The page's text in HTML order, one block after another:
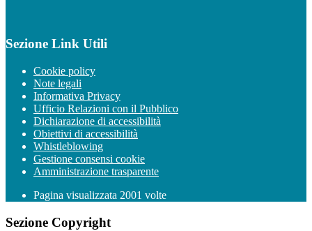
Sezione Link Utili
Cookie policy
Note legali
Informativa Privacy
Ufficio Relazioni con il Pubblico
Dichiarazione di accessibilità
Obiettivi di accessibilità
Whistleblowing
Gestione consensi cookie
Amministrazione trasparente
Pagina visualizzata 2001 volte
Sezione Copyright